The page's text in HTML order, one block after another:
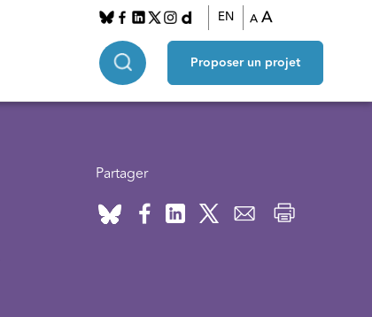
EN A A
Proposer un projet
Partager